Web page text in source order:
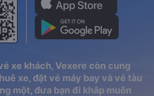
xe khách, Vexere còn cung
xe, đặt vé máy bay và vé tàu
một, đưa bạn đi khắp muôn